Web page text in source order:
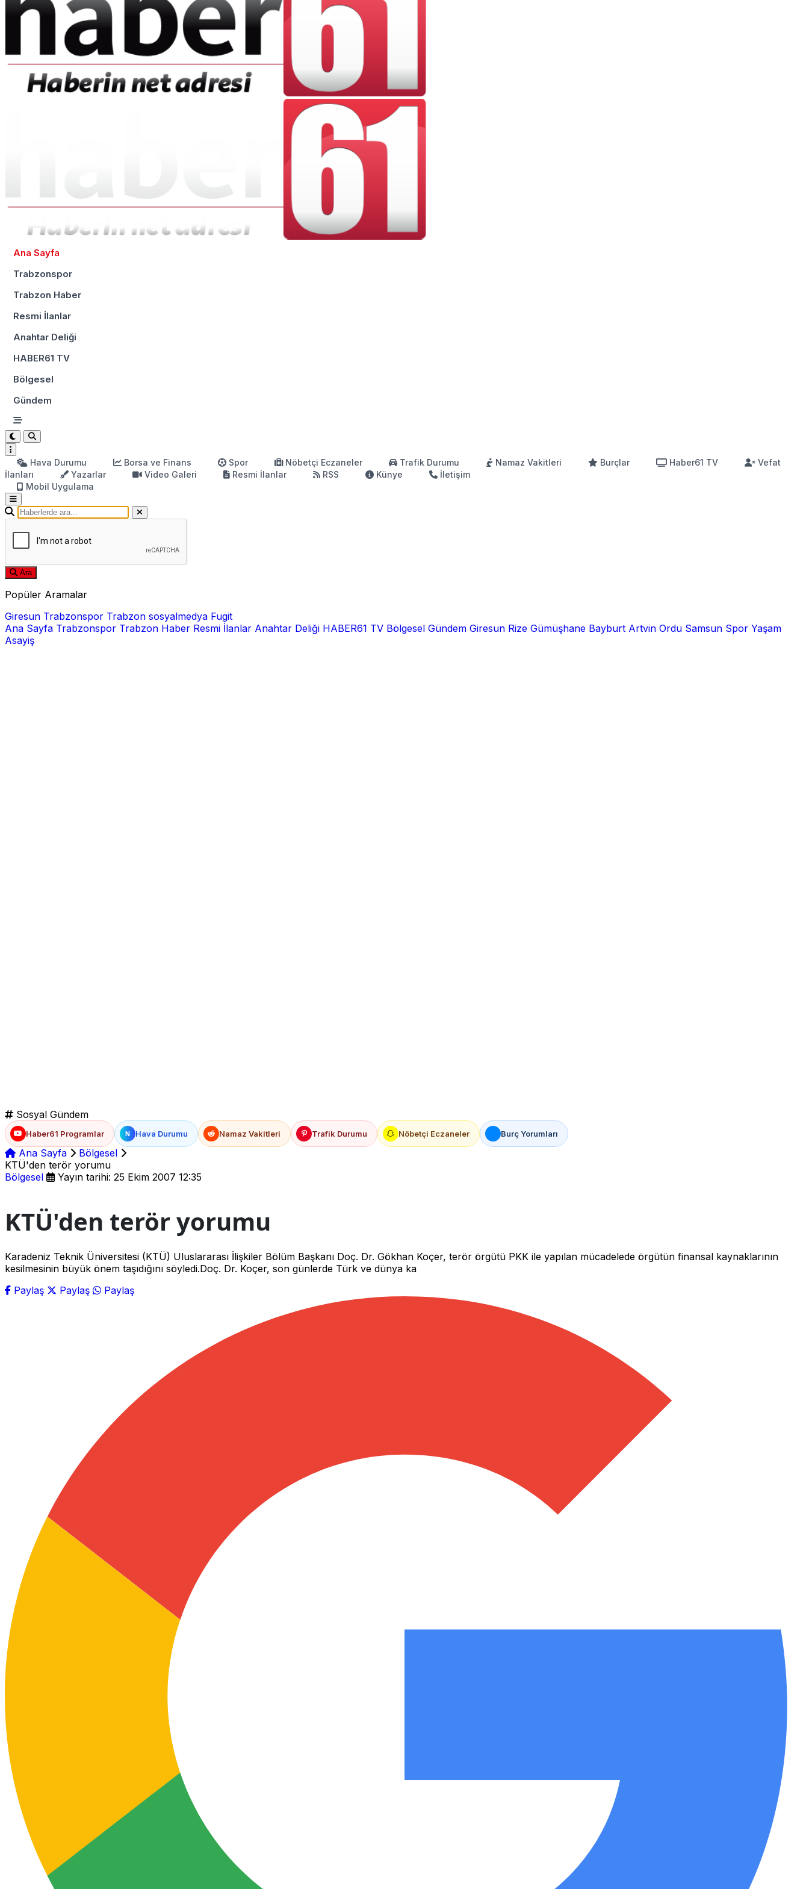
Ana Sayfa
Trabzonspor
Trabzon Haber
Resmi İlanlar
Anahtar Deliği
HABER61 TV
Bölgesel
Gündem
Hava Durumu Borsa ve Finans Spor Nöbetçi Eczaneler Trafik Durumu Namaz Vakitleri Burçlar Haber61 TV
Vefat
İlanları
Yazarlar Video Galeri Resmi İlanlar RSS Künye
İletişim
Mobil Uygulama
Ara
Popüler Aramalar
Giresun Trabzonspor Trabzon sosyalmedya Fugit
Ana Sayfa Trabzonspor Trabzon Haber Resmi İlanlar Anahtar Deliği HABER61 TV Bölgesel Gündem Giresun Rize Gümüşhane Bayburt Artvin Ordu Samsun Spor Yaşam
Asayiş
Sosyal Gündem
Haber61 Programlar N Hava Durumu Namaz Vakitleri Trafik Durumu Nöbetçi Eczaneler Burç Yorumları
Ana Sayfa
Bölgesel
KTÜ'den terör yorumu
Bölgesel
Yayın tarihi: 25 Ekim 2007 12:35
KTÜ'den terör yorumu
Karadeniz Teknik Üniversitesi (KTÜ) Uluslararası İlişkiler Bölüm Başkanı Doç. Dr. Gökhan Koçer, terör örgütü PKK ile yapılan mücadelede örgütün finansal kaynaklarının
kesilmesinin büyük önem taşıdığını söyledi.Doç. Dr. Koçer, son günlerde Türk ve dünya ka
Paylaş
Paylaş Paylaş